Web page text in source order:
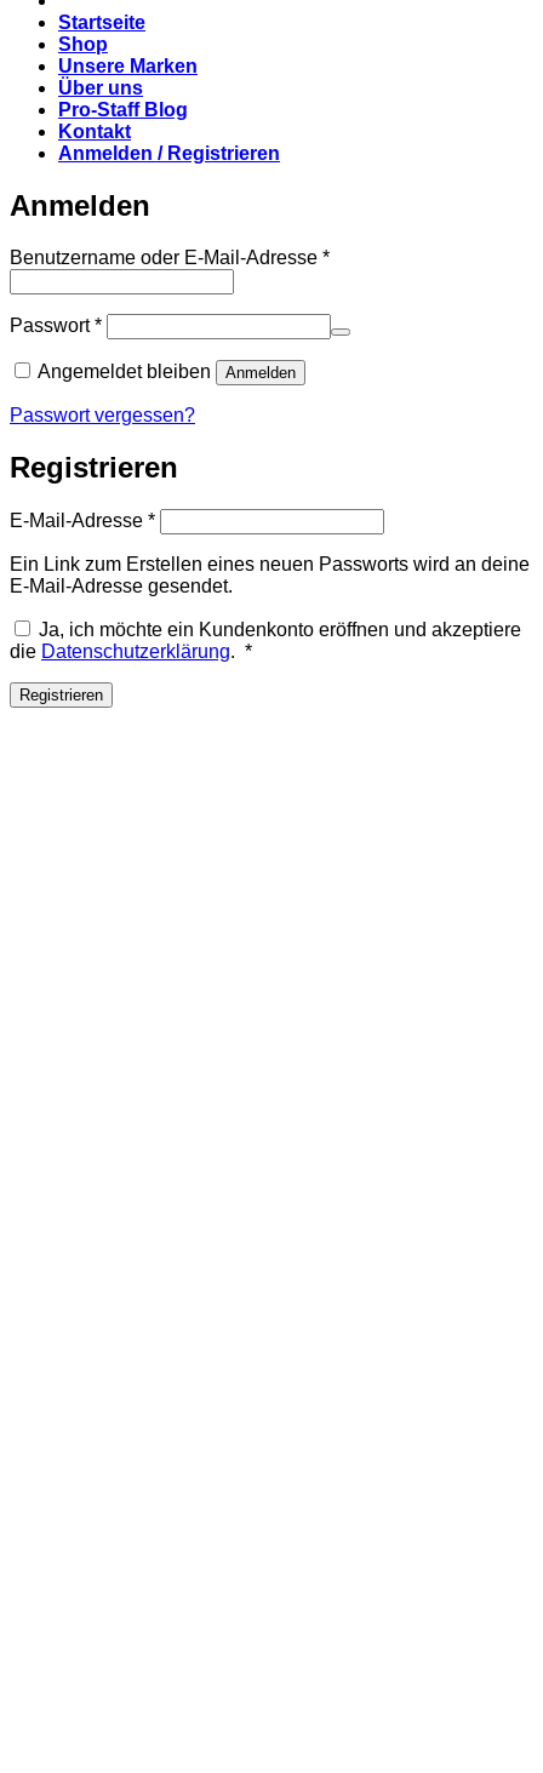
Startseite
Shop
Unsere Marken
Über uns
Pro-Staff Blog
Kontakt
Anmelden / Registrieren
Anmelden
Benutzername oder E-Mail-Adresse *Erforderlich
Passwort*Erforderlich
Angemeldet bleiben Anmelden
Passwort vergessen?
Registrieren
E-Mail-Adresse *Erforderlich
Ein Link zum Erstellen eines neuen Passworts wird an deine
E-Mail-Adresse gesendet.
Ja, ich möchte ein Kundenkonto eröffnen und akzeptiere
die Datenschutzerklärung. *Erforderlich
Registrieren